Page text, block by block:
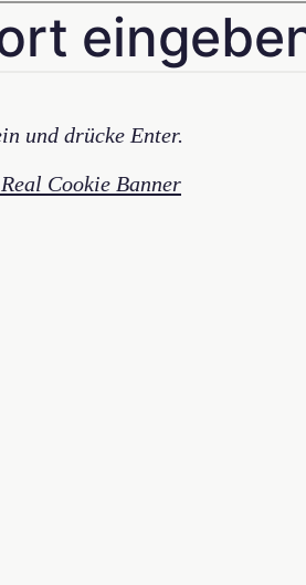
und drücke Enter.
Cookie Banner